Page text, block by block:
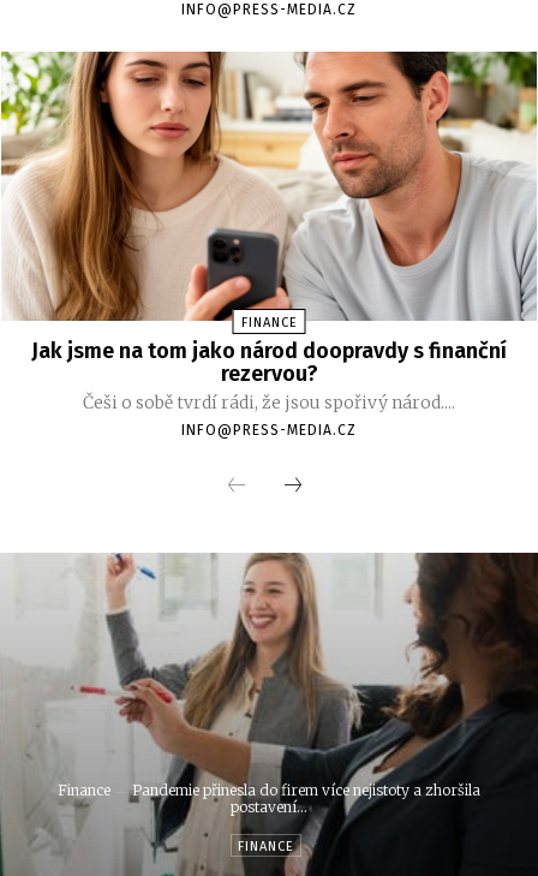
INFO@PRESS-MEDIA.CZ
FINANCE
Jak jsme na tom jako národ doopravdy s finanční
rezervou?
Češi o sobě tvrdí rádi, že jsou spořivý národ....
INFO@PRESS-MEDIA.CZ